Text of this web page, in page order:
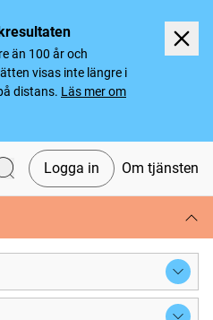
än 100 år och
visas inte längre i
distans. Läs mer om
Logga in Om tjänsten